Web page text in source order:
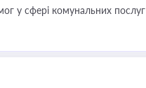
у сфері комунальних послуг